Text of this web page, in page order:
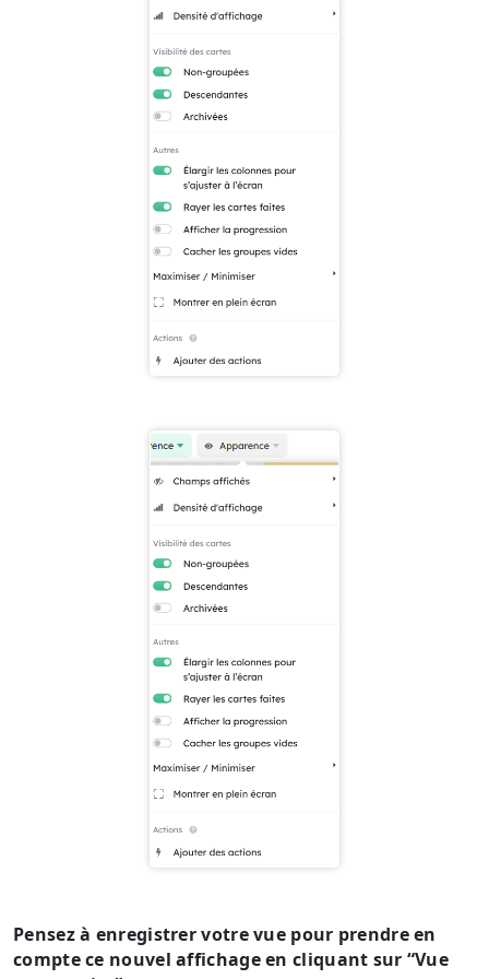
Pensez à enregistrer votre vue pour prendre en
compte ce nouvel affichage en cliquant sur “Vue